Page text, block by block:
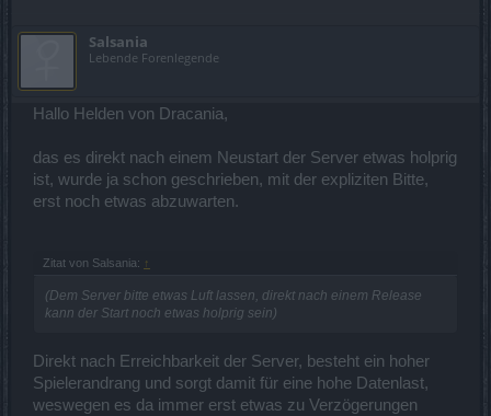
Salsania
Lebende Forenlegende
Hallo Helden von Dracania,
das es direkt nach einem Neustart der Server etwas holprig
ist, wurde ja schon geschrieben, mit der expliziten Bitte,
erst noch etwas abzuwarten.
Zitat von Salsania: ↑
(Dem Server bitte etwas Luft lassen, direkt nach einem Release
kann der Start noch etwas holprig sein)
Direkt nach Erreichbarkeit der Server, besteht ein hoher
Spielerandrang und sorgt damit für eine hohe Datenlast,
weswegen es da immer erst etwas zu Verzögerungen